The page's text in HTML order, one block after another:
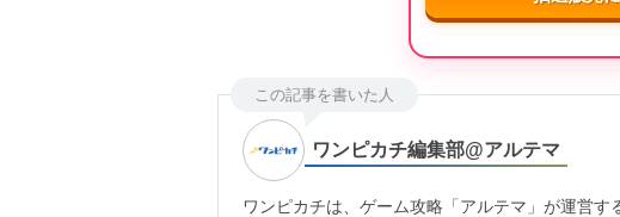
この記事を書いた人
ワンピカチ編集部@アルテマ
ワンピカチは、ゲーム攻略「アルテマ」が運営